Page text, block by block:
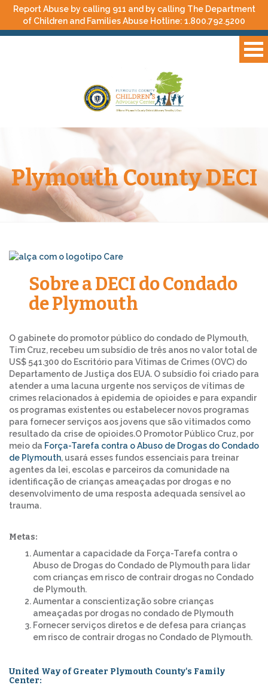
Report Abuse by calling 911 and by calling The Department
of Children and Families Abuse Hotline: 1.800.792.5200
Plymouth County DECI
Sobre a DECI do Condado
de Plymouth
O gabinete do promotor público do condado de Plymouth,
Tim Cruz, recebeu um subsídio de três anos no valor total de
US$ 541.300 do Escritório para Vítimas de Crimes (OVC) do
Departamento de Justiça dos EUA. O subsídio foi criado para
atender a uma lacuna urgente nos serviços de vítimas de
crimes relacionados à epidemia de opioides e para expandir
os programas existentes ou estabelecer novos programas
para fornecer serviços aos jovens que são vitimados como
resultado da crise de opioides.O Promotor Público Cruz, por
meio da Força-Tarefa contra o Abuso de Drogas do Condado
de Plymouth, usará esses fundos essenciais para treinar
agentes da lei, escolas e parceiros da comunidade na
identificação de crianças ameaçadas por drogas e no
desenvolvimento de uma resposta adequada sensível ao
trauma.
Metas:
Aumentar a capacidade da Força-Tarefa contra o
Abuso de Drogas do Condado de Plymouth para lidar
com crianças em risco de contrair drogas no Condado
de Plymouth.
Aumentar a conscientização sobre crianças
ameaçadas por drogas no condado de Plymouth
Fornecer serviços diretos e de defesa para crianças
em risco de contrair drogas no Condado de Plymouth.
United Way of Greater Plymouth County's Family
Center: